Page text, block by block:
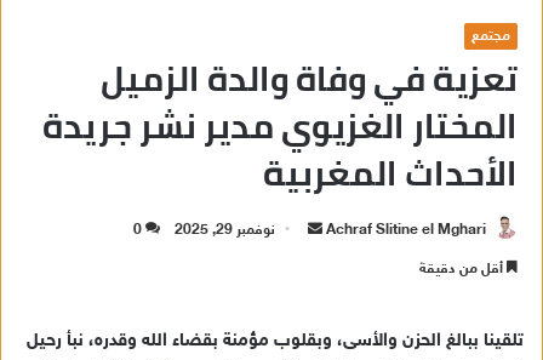
مجتمع
تعزية في وفاة والدة الزميل
المختار الغزيوي مدير نشر جريدة
الأحداث المغربية
Achraf Slitine el Mghari
ب
نوفمبر 29, 2025 0
أقل من دقيقة
تلقينا ببالغ الحزن والأسى، وبقلوب مؤمنة بقضاء الله وقدره، نبأ رحيل